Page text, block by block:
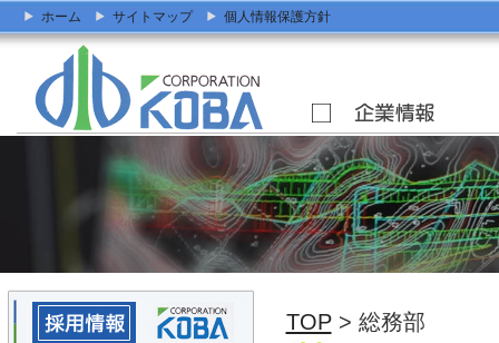
ホーム サイトマップ 個人情報保護方針
TOP> 総務部